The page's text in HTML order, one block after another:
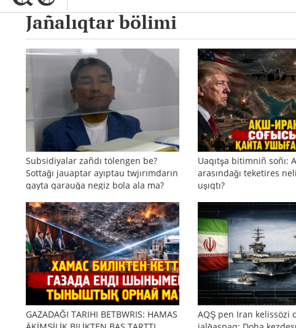
Jañalıqtar bölimi
Subsidiyalar zañdı tölengen be?
Sottağı jauaptar ayıptau twjırımdarın
qayta qarauğa negiz bola ala ma?
Uaqıtşa bitimniñ soñı:
arasındağı teketires
uşıqtı?
GAZADAĞI TARIHI BETBWRIS: HAMAS
AQŞ pen Iran kelissözi